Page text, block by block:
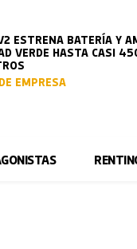
ESTRENA BATERÍA Y
VERDE HASTA CASI
EMPRESA